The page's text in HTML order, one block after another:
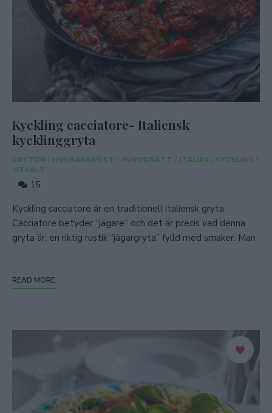
Kyckling cacciatore- Italiensk
kycklinggryta
GRYTOR / HUSMANSKOST / HUVUDRÄTT / ITALIEN / KYCKLING /
UTVALT
15
Kyckling cacciatore är en traditionell italiensk gryta.
Cacciatore betyder “jägare” och det är precis vad denna
gryta är, en riktig rustik “jägargryta” fylld med smaker. Man
…
READ MORE